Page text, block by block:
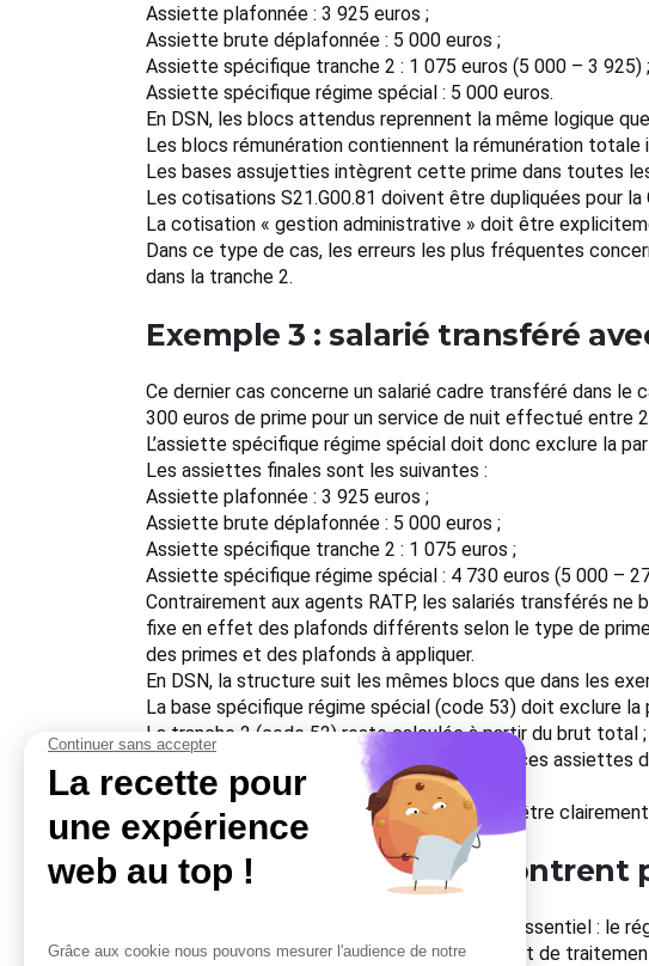
Assiette plafonnée : 3 925 euros ;
Assiette brute déplafonnée : 5 000 euros ;
Assiette spécifique tranche 2 : 1 075 euros (5 000 – 3 925) ;
Assiette spécifique régime spécial : 5 000 euros.
En DSN, les blocs attendus reprennent la même logique
Les blocs rémunération contiennent la rémunération totale
Les bases assujetties intègrent cette prime dans toutes
Les cotisations S21.G00.81 doivent être dupliquées pour la
La cotisation « gestion administrative » doit être
Dans ce type de cas, les erreurs les plus fréquentes
dans la tranche 2.
Exemple 3 : salarié transféré
Ce dernier cas concerne un salarié cadre transféré dans le
300 euros de prime pour un service de nuit effectué entre
L’assiette spécifique régime spécial doit donc exclure la
Les assiettes finales sont les suivantes :
Assiette plafonnée : 3 925 euros ;
Assiette brute déplafonnée : 5 000 euros ;
Assiette spécifique tranche 2 : 1 075 euros ;
Assiette spécifique régime spécial : 4 730 euros (5 000 –
Contrairement aux agents RATP, les salariés transférés
fixe en effet des plafonds différents selon le type de
des primes et des plafonds à appliquer.
En DSN, la structure suit les mêmes blocs que dans les
La base spécifique régime spécial (code 53) doit exclure la
La tranche 2 (code 52) reste calculée à partir du brut total ;
Les cotisations S21.G00.81 doivent refléter ces assiettes
La CET est déclarée dans un bloc séparé ;
La cotisation « gestion administrative » doit être
Ce que ces exemples montrent
Les trois cas mettent en évidence un point essentiel : le
propres règles d’assiette, de plafonnement et de